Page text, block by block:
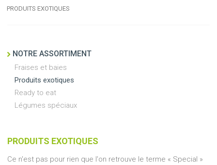
PRODUITS EXOTIQUES
NOTRE ASSORTIMENT
Fraises et baies
Produits exotiques
Ready to eat
Légumes spéciaux
PRODUITS EXOTIQUES
Ce n'est pas pour rien que l'on retrouve le terme « Special »